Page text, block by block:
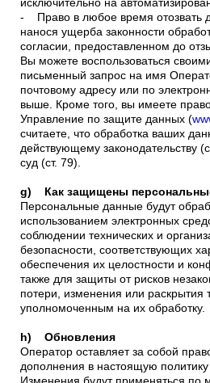
- Право в любое время отозвать
нанося ущерба законности
согласии, предоставленном до
Вы можете воспользоваться
письменный запрос на имя
почтовому адресу или по
выше. Кроме того, вы имеете
Управление по защите данных (
считаете, что обработка ваших
действующему законодательству
суд (ст. 79).
g) Как защищены
Персональные данные будут
использованием электронных
соблюдении технических и
безопасности, соответствующих
обеспечения их целостности и
также для защиты от рисков
потери, изменения или раскрытия
уполномоченным на их обработку.
h) Обновления
Оператор оставляет за собой
дополнения в настоящую